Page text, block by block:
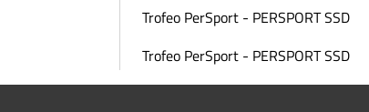
Trofeo PerSport - PERSPORT SSD
Trofeo PerSport - PERSPORT SSD